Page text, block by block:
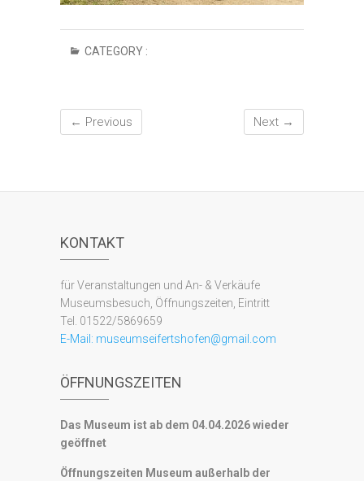
CATEGORY :
← Previous Next →
KONTAKT
für Veranstaltungen und An- & Verkäufe
Museumsbesuch, Öffnungszeiten, Eintritt
Tel. 01522/5869659
E-Mail: museumseifertshofen@gmail.com
ÖFFNUNGSZEITEN
Das Museum ist ab dem 04.04.2026 wieder
geöffnet
Öffnungszeiten Museum außerhalb der